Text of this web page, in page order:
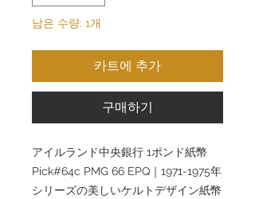
남은 수량: 1개
카트에 추가
구매하기
アイルランド中央銀行 1ポンド紙幣
Pick#64c PMG 66 EPQ｜1971-1975年
シリーズの美しいケルトデザイン紙幣